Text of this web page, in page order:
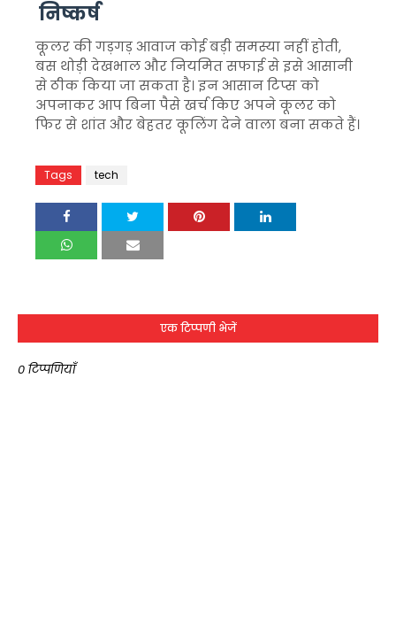
निष्कर्ष
कूलर की गड़गड़ आवाज कोई बड़ी समस्या नहीं होती,
बस थोड़ी देखभाल और नियमित सफाई से इसे आसानी
से ठीक किया जा सकता है। इन आसान टिप्स को
अपनाकर आप बिना पैसे खर्च किए अपने कूलर को
फिर से शांत और बेहतर कूलिंग देने वाला बना सकते हैं।
Tags tech
एक टिप्पणी भेजें
0 टिप्पणियाँ